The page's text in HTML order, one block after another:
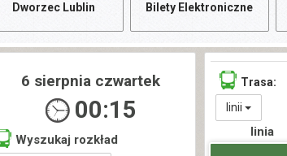
Dworzec Lublin Bilety Elektroniczne
Trasa:
linii
linia
6 sierpnia czwartek
00:15
Wyszukaj rozkład